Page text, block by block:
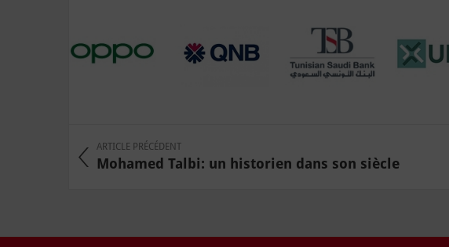
ARTICLE PRÉCÉDENT
Mohamed Talbi: un historien dans son siècle